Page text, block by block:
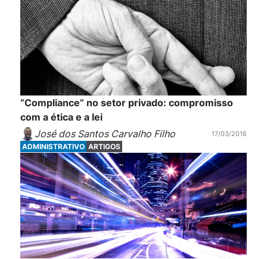
“Compliance” no setor privado: compromisso
com a ética e a lei
José dos Santos Carvalho Filho
17/03/2016
ADMINISTRATIVO ARTIGOS